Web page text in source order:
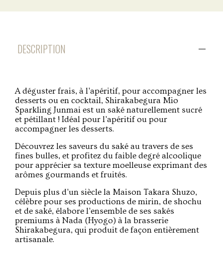
DESCRIPTION
A déguster frais, à l'apéritif, pour accompagner les
desserts ou en cocktail, Shirakabegura Mio
Sparkling Junmai est un saké naturellement sucré
et pétillant ! Idéal pour l'apéritif ou pour
accompagner les desserts.
Découvrez les saveurs du saké au travers de ses
fines bulles, et profitez du faible degré alcoolique
pour apprécier sa texture moelleuse exprimant des
arômes gourmands et fruités.
Depuis plus d'un siècle la Maison Takara Shuzo,
célèbre pour ses productions de mirin, de shochu
et de saké, élabore l'ensemble de ses sakés
premiums à Nada (Hyogo) à la brasserie
Shirakabegura, qui produit de façon entièrement
artisanale.